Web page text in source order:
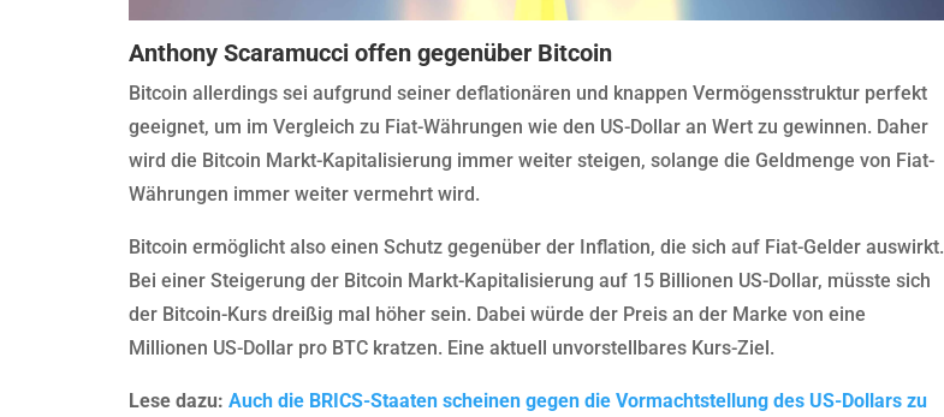
Anthony Scaramucci offen gegenüber Bitcoin
Bitcoin allerdings sei aufgrund seiner deflationären und knappen Vermögensstruktur perfekt
geeignet, um im Vergleich zu Fiat-Währungen wie den US-Dollar an Wert zu gewinnen. Daher
wird die Bitcoin Markt-Kapitalisierung immer weiter steigen, solange die Geldmenge von Fiat-
Währungen immer weiter vermehrt wird.
Bitcoin ermöglicht also einen Schutz gegenüber der Inflation, die sich auf Fiat-Gelder auswirkt.
Bei einer Steigerung der Bitcoin Markt-Kapitalisierung auf 15 Billionen US-Dollar, müsste sich
der Bitcoin-Kurs dreißig mal höher sein. Dabei würde der Preis an der Marke von eine
Millionen US-Dollar pro BTC kratzen. Eine aktuell unvorstellbares Kurs-Ziel.
Lese dazu:Auch die BRICS-Staaten scheinen gegen die Vormachtstellung des US-Dollars zu